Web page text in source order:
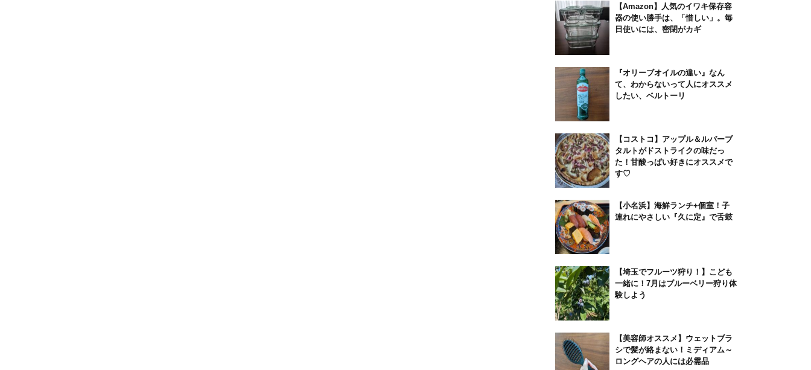
【Amazon】人気のイワキ保存容
器の使い勝手は、「惜しい」。毎
日使いには、密閉がカギ
『オリーブオイルの違い』なん
て、わからないって人にオススメ
したい、ベルトーリ
【コストコ】アップル＆ルバーブ
タルトがドストライクの味だっ
た！甘酸っぱい好きにオススメで
す♡
【小名浜】海鮮ランチ+個室！子
連れにやさしい『久に定』で舌鼓
【埼玉でフルーツ狩り！】こども
一緒に！7月はブルーベリー狩り体
験しよう
【美容師オススメ】ウェットブラ
シで髪が絡まない！ミディアム～
ロングヘアの人には必需品